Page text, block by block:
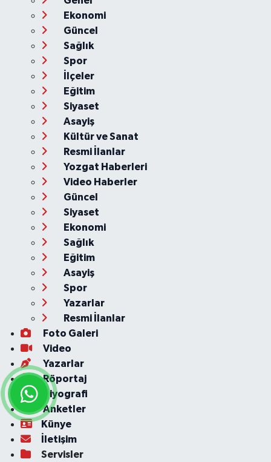
Ekonomi
Güncel
Sağlık
Spor
İlçeler
Eğitim
Siyaset
Asayiş
Kültür ve Sanat
Resmi İlanlar
Yozgat Haberleri
Video Haberler
Güncel
Siyaset
Ekonomi
Sağlık
Eğitim
Asayiş
Spor
Yazarlar
Resmi İlanlar
Foto Galeri
Video
Yazarlar
Röportaj
Biyografi
Anketler
Künye
İletişim
Servisler